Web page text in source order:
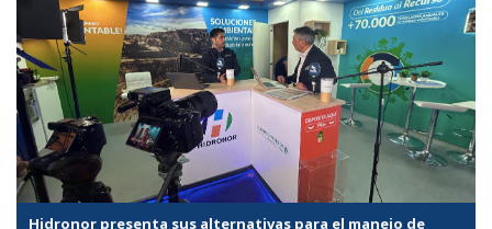
Hidronor presenta sus alternativas para el manejo de